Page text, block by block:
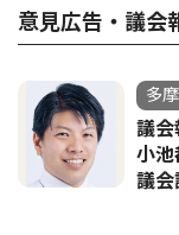
意見広告・議会
多摩
議
小
議会